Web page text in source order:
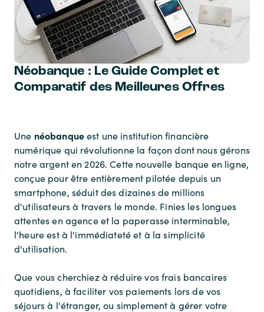
Néobanque : Le Guide Complet et
Comparatif des Meilleures Offres
Une néobanqueest une institution financière
numérique qui révolutionne la façon dont nous gérons
notre argent en 2026. Cette nouvelle banque en ligne,
conçue pour être entièrement pilotée depuis un
smartphone, séduit des dizaines de millions
d'utilisateurs à travers le monde. Finies les longues
attentes en agence et la paperasse interminable,
l'heure est à l'immédiateté et à la simplicité
d'utilisation.
Que vous cherchiez à réduire vos frais bancaires
quotidiens, à faciliter vos paiements lors de vos
séjours à l'étranger, ou simplement à gérer votre